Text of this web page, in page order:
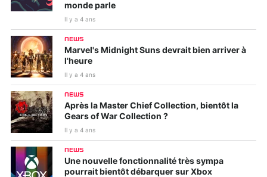
monde parle
Il y a 4 ans
NEWS
Marvel's Midnight Suns devrait bien arriver à
l'heure
Il y a 4 ans
NEWS
Après la Master Chief Collection, bientôt la
Gears of War Collection ?
Il y a 4 ans
NEWS
Une nouvelle fonctionnalité très sympa
pourrait bientôt débarquer sur Xbox